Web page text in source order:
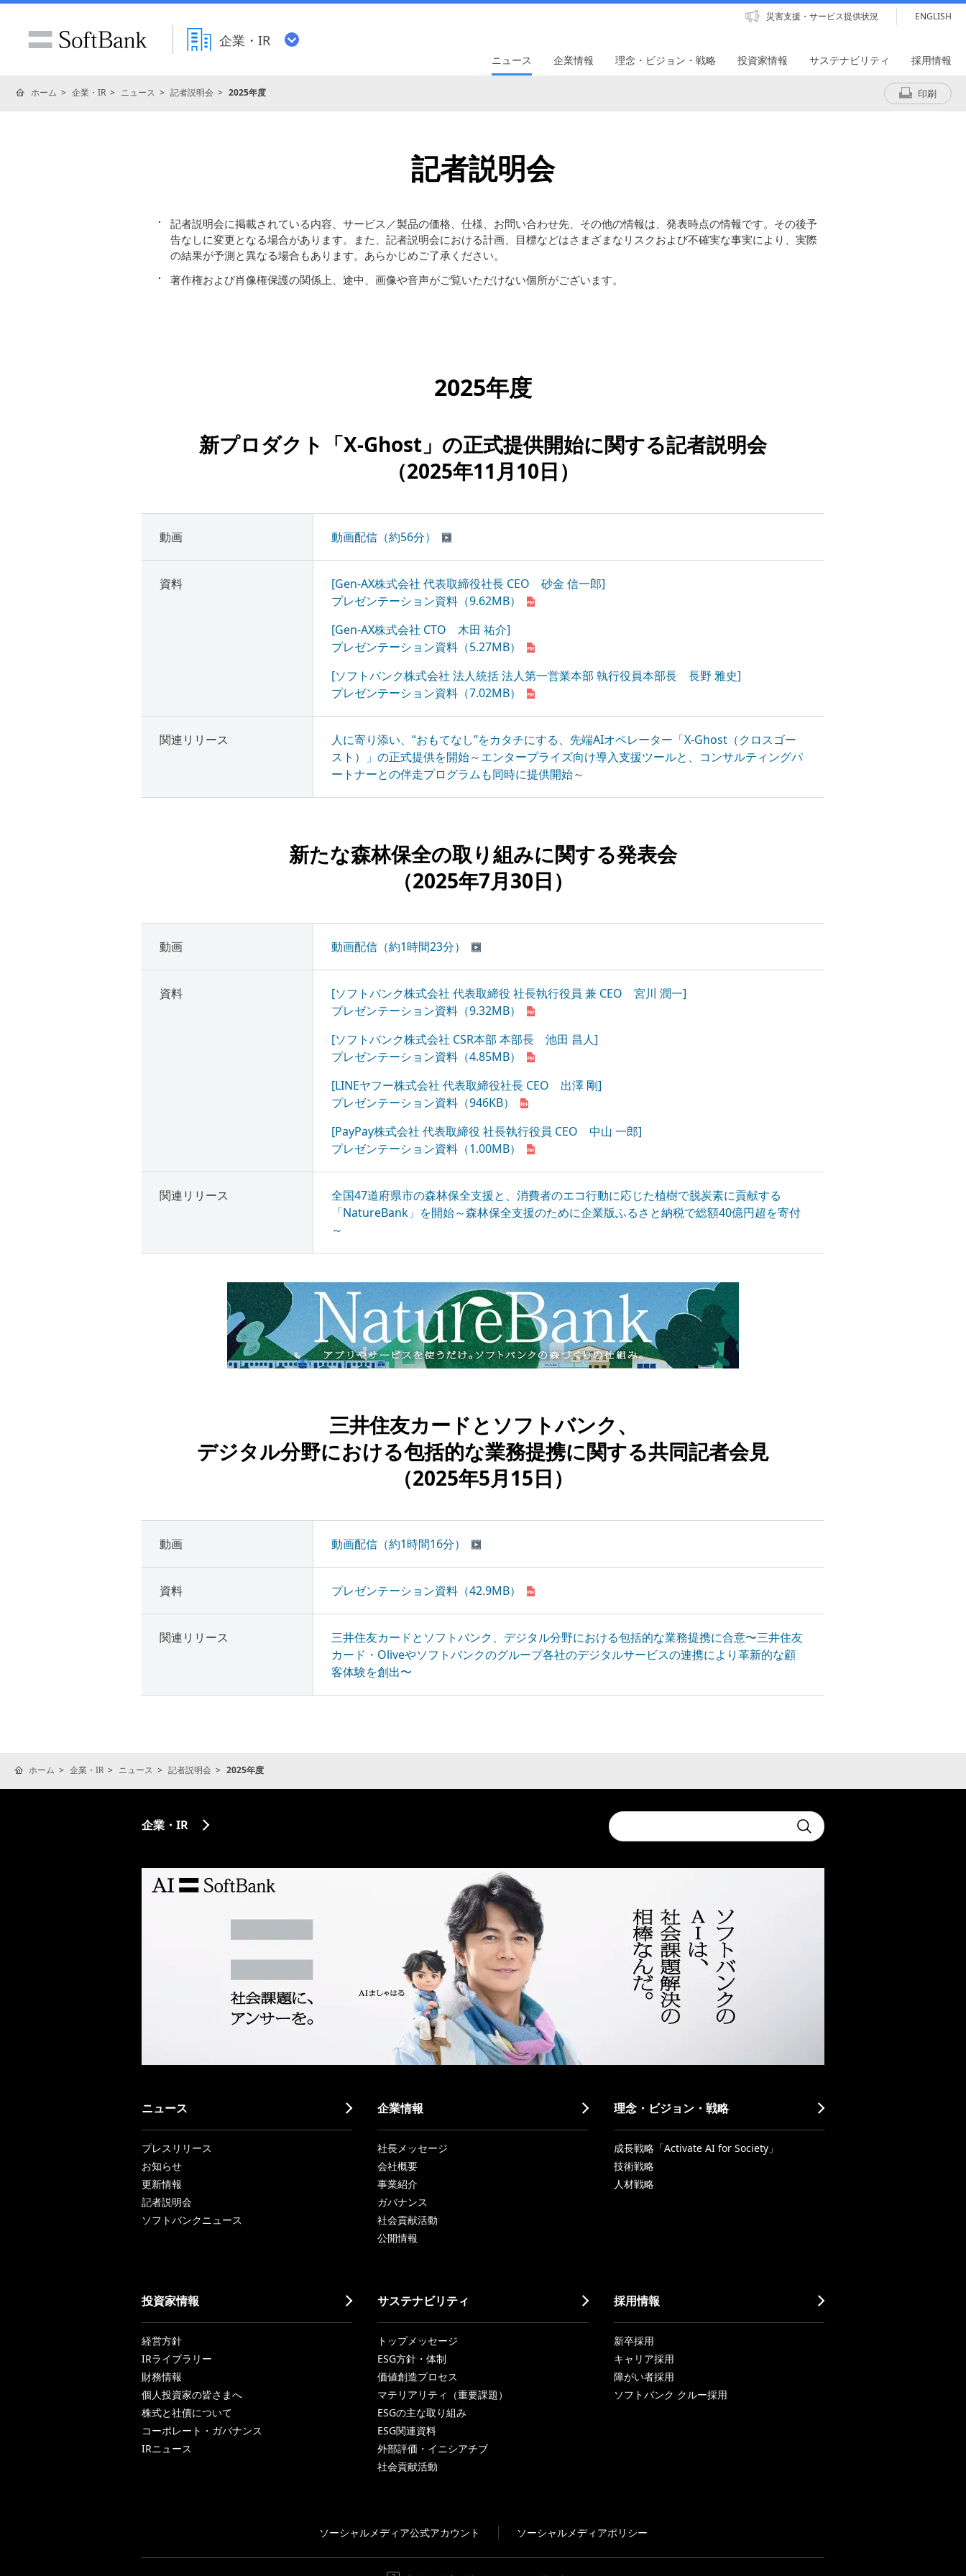
企業・IR
災害支援・サービス提供状況 ENGLISH
ニュース 企業情報 理念・ビジョン・戦略 投資家情報 サステナビリティ 採用情報
ホーム 企業・IR ニュース 記者説明会 2025年度 印刷
記者説明会
記者説明会に掲載されている内容、サービス／製品の価格、仕様、お問い合わせ先、その他の情報は、発表時点の情報です。その後予
告なしに変更となる場合があります。また、記者説明会における計画、目標などはさまざまなリスクおよび不確実な事実により、実際
の結果が予測と異なる場合もあります。あらかじめご了承ください。
著作権および肖像権保護の関係上、途中、画像や音声がご覧いただけない個所がございます。
2025年度
新プロダクト「X-Ghost」の正式提供開始に関する記者説明会
（2025年11月10日）
動画 動画配信（約56分）
資料
[Gen-AX株式会社 代表取締役社長 CEO 砂金 信一郎]
プレゼンテーション資料 （9.62MB）
[Gen-AX株式会社 CTO 木田 祐介]
プレゼンテーション資料 （5.27MB）
[ソフトバンク株式会社 法人統括 法人第一営業本部 執行役員本部長 長野 雅史]
プレゼンテーション資料 （7.02MB）
関連リリース
人に寄り添い、“おもてなし”をカタチにする、先端AIオペレーター「X-Ghost（クロスゴー
スト）」の正式提供を開始～エンタープライズ向け導入支援ツールと、コンサルティングパ
ートナーとの伴走プログラムも同時に提供開始～
新たな森林保全の取り組みに関する発表会
（2025年7月30日）
動画 動画配信（約1時間23分）
資料
[ソフトバンク株式会社 代表取締役 社長執行役員 兼 CEO 宮川 潤一]
プレゼンテーション資料 （9.32MB）
[ソフトバンク株式会社 CSR本部 本部長 池田 昌人]
プレゼンテーション資料 （4.85MB）
[LINEヤフー株式会社 代表取締役社長 CEO 出澤 剛]
プレゼンテーション資料 （946KB）
[PayPay株式会社 代表取締役 社長執行役員 CEO 中山 一郎]
プレゼンテーション資料 （1.00MB）
関連リリース
全国47道府県市の森林保全支援と、消費者のエコ行動に応じた植樹で脱炭素に貢献する
「NatureBank」を開始～森林保全支援のために企業版ふるさと納税で総額40億円超を寄付
～
三井住友カードとソフトバンク、
デジタル分野における包括的な業務提携に関する共同記者会見
（2025年5月15日）
動画 動画配信（約1時間16分）
資料 プレゼンテーション資料 （42.9MB）
関連リリース
三井住友カードとソフトバンク、デジタル分野における包括的な業務提携に合意〜三井住友
カード・Oliveやソフトバンクのグループ各社のデジタルサービスの連携により革新的な顧
客体験を創出〜
ホーム 企業・IR ニュース 記者説明会 2025年度
Conduct
a
search
Submit
企業・IR
ニュース
プレスリリース
お知らせ
更新情報
記者説明会
ソフトバンクニュース
企業情報
社長メッセージ
会社概要
事業紹介
ガバナンス
社会貢献活動
公開情報
理念・ビジョン・戦略
成長戦略「Activate AI for Society」
技術戦略
人材戦略
投資家情報
経営方針
IRライブラリー
財務情報
個人投資家の皆さまへ
株式と社債について
コーポレート・ガバナンス
IRニュース
サステナビリティ
トップメッセージ
ESG方針・体制
価値創造プロセス
マテリアリティ（重要課題）
ESGの主な取り組み
ESG関連資料
外部評価・イニシアチブ
社会貢献活動
採用情報
新卒採用
キャリア採用
障がい者採用
ソフトバンク クルー採用
ソーシャルメディア公式アカウント ソーシャルメディアポリシー